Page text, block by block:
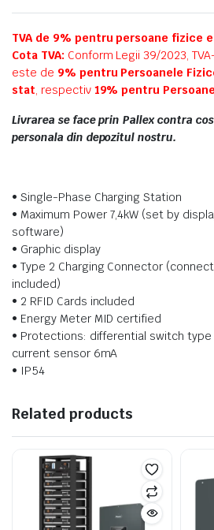
TVA de 9% pentru persoane fizice
Cota TVA: Conform Legii 39/2023,
este de 9% pentru Persoanele
stat, respectiv 19% pentru
Livrarea se face prin Pallex contra
personala din depozitul nostru.
• Single-Phase Charging Station
• Maximum Power 7,4kW (set by
software)
• Graphic display
• Type 2 Charging Connector
included)
• 2 RFID Cards included
• Energy Meter MID certified
• Protections: differential switch type
current sensor 6mA
• IP54
Related products